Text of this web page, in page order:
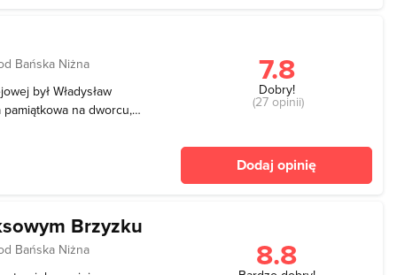
Bańska Niżna
był Władysław
na dworcu,
7.8
Dobry!
(27 opinii)
Dodaj opinię
Brzyzku
Bańska Niżna
8.8